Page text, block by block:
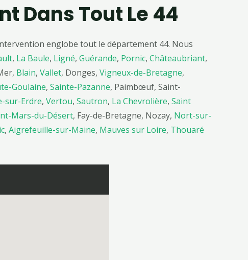
Dans Tout Le 44
englobe tout le département 44. Nous
, La Baule, Ligné, Guérande, Pornic, Châteaubriant,
Blain, Vallet, Donges, Vigneux-de-Bretagne,
Goulaine, Sainte-Pazanne, Paimbœuf, Saint-
sur-Erdre, Vertou, Sautron, La Chevrolière, Saint
Mars-du-Désert, Fay-de-Bretagne, Nozay, Nort-sur-
, Aigrefeuille-sur-Maine, Mauves sur Loire, Thouaré